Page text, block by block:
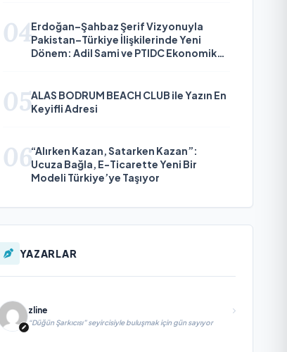
04Erdoğan–Şahbaz Şerif Vizyonuyla
Pakistan–Türkiye İlişkilerinde Yeni
Dönem: Adil Sami ve PTIDC Ekonomik
05ALAS BODRUM BEACH CLUB ile Yazın En
Keyifli Adresi
06“Alırken Kazan, Satarken Kazan”:
Ucuza Bağla, E-Ticarette Yeni Bir
Modeli Türkiye’ye Taşıyor
YAZARLAR
zline
“Düğün Şarkıcısı” seyircisiyle buluşmak için gün sayıyor